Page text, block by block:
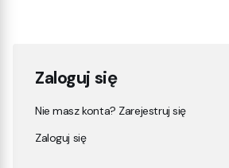
Zaloguj się
Nie masz konta? Zarejestruj się
Zaloguj się